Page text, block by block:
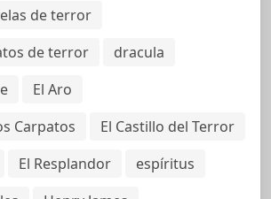
de terror
de terror
dracula
El Aro
Carpatos
El Castillo del Terror
El Resplandor
espíritus